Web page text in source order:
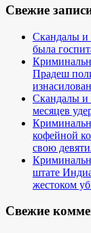
Свежие
Скандалы и
была
Прадеш
Скандалы и
месяцев
кофейной
свою
штате
жестоком
Свежие